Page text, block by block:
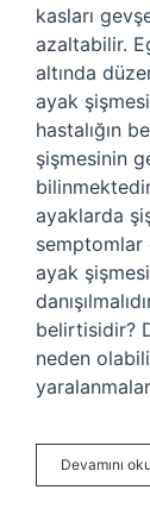
kasları
azaltabilir.
altında
ayak
hastalığın
şişmesinin
ayaklarda
semptomlar
ayak
belirtisidir?
neden
Devamını